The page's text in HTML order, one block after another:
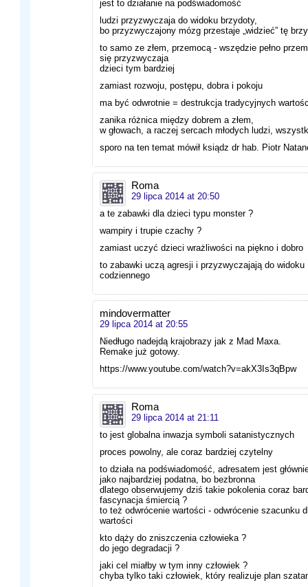
jest to działanie na podświadomość
ludzi przyzwyczaja do widoku brzydoty,
bo przyzwyczajony mózg przestaje „widzieć” tę
to samo ze złem, przemocą - wszędzie pełno
się przyzwyczaja
dzieci tym bardziej
zamiast rozwoju, postępu, dobra i pokoju
ma być odwrotnie = destrukcja tradycyjnych
zanika różnica między dobrem a złem,
w głowach, a raczej sercach młodych ludzi,
sporo na ten temat mówił ksiądz dr hab. Piotr
Roma
29 lipca 2014 at 20:50
a te zabawki dla dzieci typu monster ?
wampiry i trupie czachy ?
zamiast uczyć dzieci wrażliwości na piękno i dobro
to zabawki uczą agresji i przyzwyczajają do
codziennego
mindovermatter
29 lipca 2014 at 20:55
Niedługo nadejdą krajobrazy jak z Mad Maxa.
Remake już gotowy.
https://www.youtube.com/watch?v=akX3Is3qBpw
Roma
29 lipca 2014 at 21:11
to jest globalna inwazja symboli satanistycznych
proces powolny, ale coraz bardziej czytelny
to działa na podświadomość, adresatem jest
jako najbardziej podatna, bo bezbronna
dlatego obserwujemy dziś takie pokolenia coraz
fascynacja śmiercią ?
to też odwrócenie wartości - odwrócenie szacunku
wartości
kto dąży do zniszczenia człowieka ?
do jego degradacji ?
jaki cel miałby w tym inny człowiek ?
chyba tylko taki człowiek, który realizuje plan